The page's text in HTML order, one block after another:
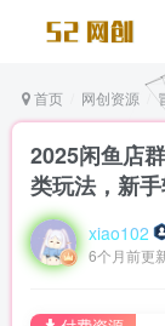
首页 网创资源
2025闲鱼店
类玩法，新
xiao102
6个月前更